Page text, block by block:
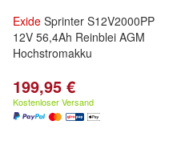
Exide Sprinter S12V2000PP
12V 56,4Ah Reinblei AGM
Hochstromakku
199,95 €
Kostenloser Versand